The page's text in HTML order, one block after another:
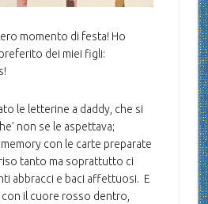
momento di festa! Ho
dei miei figli:
le letterine a daddy, che si
non se le aspettava;
con le carte preparate
tanto ma soprattutto ci
abbracci e baci affettuosi. E
il cuore rosso dentro,